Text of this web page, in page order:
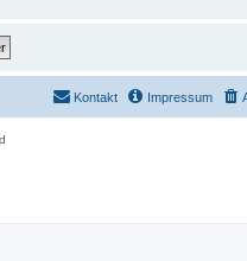
Impressum
Kontakt